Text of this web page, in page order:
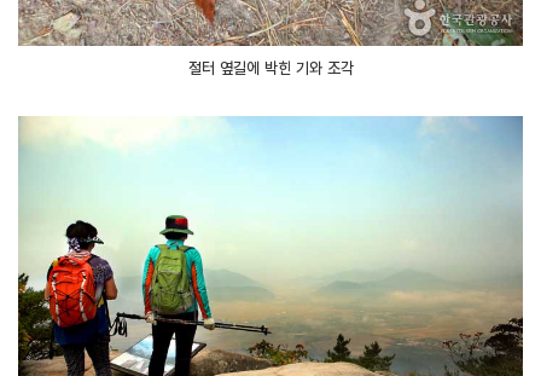
절터 옆길에 박힌 기와 조각